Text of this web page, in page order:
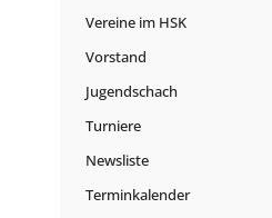
Vereine im HSK
Vorstand
Jugendschach
Turniere
Newsliste
Terminkalender